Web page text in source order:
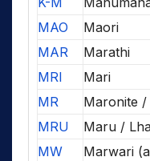
MAO
Maori
MAR
Marathi
MRI
Mari
MR
Maronite
MRU
Maru /
MW
Marwari